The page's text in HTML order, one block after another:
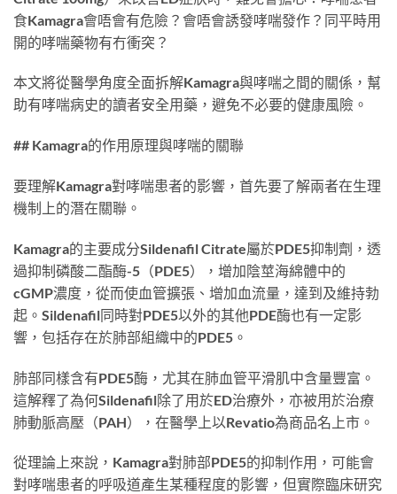
食Kamagra會唔會有危險？會唔會誘發哮喘發作？同平時用
開的哮喘藥物有冇衝突？
本文將從醫學角度全面拆解Kamagra與哮喘之間的關係，幫
助有哮喘病史的讀者安全用藥，避免不必要的健康風險。
## Kamagra的作用原理與哮喘的關聯
要理解Kamagra對哮喘患者的影響，首先要了解兩者在生理
機制上的潛在關聯。
Kamagra的主要成分Sildenafil Citrate屬於PDE5抑制劑，透
過抑制磷酸二酯酶-5（PDE5），增加陰莖海綿體中的
cGMP濃度，從而使血管擴張、增加血流量，達到及維持勃
起。Sildenafil同時對PDE5以外的其他PDE酶也有一定影
響，包括存在於肺部組織中的PDE5。
肺部同樣含有PDE5酶，尤其在肺血管平滑肌中含量豐富。
這解釋了為何Sildenafil除了用於ED治療外，亦被用於治療
肺動脈高壓（PAH），在醫學上以Revatio為商品名上市。
從理論上來說，Kamagra對肺部PDE5的抑制作用，可能會
對哮喘患者的呼吸道產生某種程度的影響，但實際臨床研究